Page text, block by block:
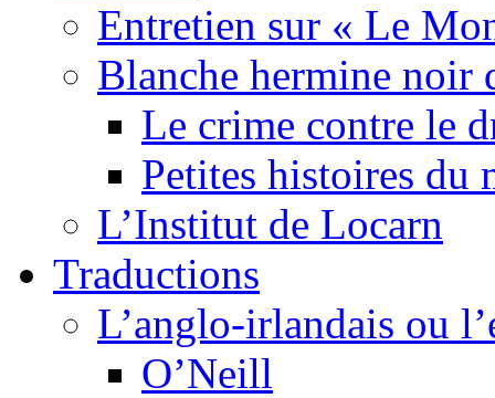
Entretien sur « Le
Blanche hermine noir
Le crime contre le
Petites histoires du
L’Institut de Locarn
Traductions
L’anglo-irlandais ou
O’Neill